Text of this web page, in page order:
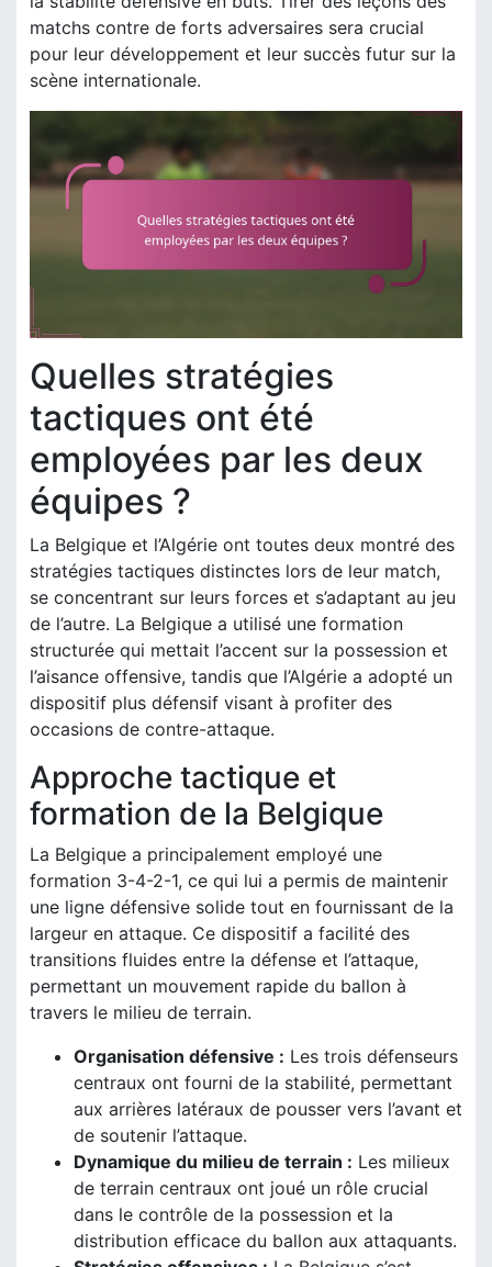
matchs contre de forts adversaires sera crucial
pour leur développement et leur succès futur sur la
scène internationale.
Quelles stratégies
tactiques ont été
employées par les deux
équipes ?
La Belgique et l’Algérie ont toutes deux montré des
stratégies tactiques distinctes lors de leur match,
se concentrant sur leurs forces et s’adaptant au jeu
de l’autre. La Belgique a utilisé une formation
structurée qui mettait l’accent sur la possession et
l’aisance offensive, tandis que l’Algérie a adopté un
dispositif plus défensif visant à profiter des
occasions de contre-attaque.
Approche tactique et
formation de la Belgique
La Belgique a principalement employé une
formation 3-4-2-1, ce qui lui a permis de maintenir
une ligne défensive solide tout en fournissant de la
largeur en attaque. Ce dispositif a facilité des
transitions fluides entre la défense et l’attaque,
permettant un mouvement rapide du ballon à
travers le milieu de terrain.
Organisation défensive : Les trois défenseurs
centraux ont fourni de la stabilité, permettant
aux arrières latéraux de pousser vers l’avant et
de soutenir l’attaque.
Dynamique du milieu de terrain : Les milieux
de terrain centraux ont joué un rôle crucial
dans le contrôle de la possession et la
distribution efficace du ballon aux attaquants.